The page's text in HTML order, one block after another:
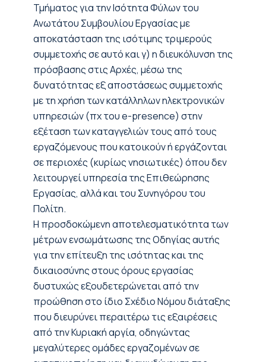
Τμήματος για την Ισότητα Φύλων του
Ανωτάτου Συμβουλίου Εργασίας με
αποκατάσταση της ισότιμης τριμερούς
συμμετοχής σε αυτό και γ) η διευκόλυνση της
πρόσβασης στις Αρχές, μέσω της
δυνατότητας εξ αποστάσεως συμμετοχής
με τη χρήση των κατάλληλων ηλεκτρονικών
υπηρεσιών (πχ του e-presence) στην
εξέταση των καταγγελιών τους από τους
εργαζόμενους που κατοικούν ή εργάζονται
σε περιοχές (κυρίως νησιωτικές) όπου δεν
λειτουργεί υπηρεσία της Επιθεώρησης
Εργασίας, αλλά και του Συνηγόρου του
Πολίτη.
Η προσδοκώμενη αποτελεσματικότητα των
μέτρων ενσωμάτωσης της Οδηγίας αυτής
για την επίτευξη της ισότητας και της
δικαιοσύνης στους όρους εργασίας
δυστυχώς εξουδετερώνεται από την
προώθηση στο ίδιο Σχέδιο Νόμου διάταξης
που διευρύνει περαιτέρω τις εξαιρέσεις
από την Κυριακή αργία, οδηγώντας
μεγαλύτερες ομάδες εργαζομένων σε